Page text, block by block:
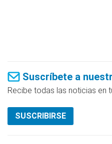
Suscríbete a
Recibe todas las noticias en
SUSCRIBIRSE